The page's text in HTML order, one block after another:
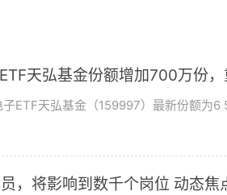
天弘基金份额增加700万份
ETF天弘基金（159997）最新份额为6
，将影响到数千个岗位 动态焦